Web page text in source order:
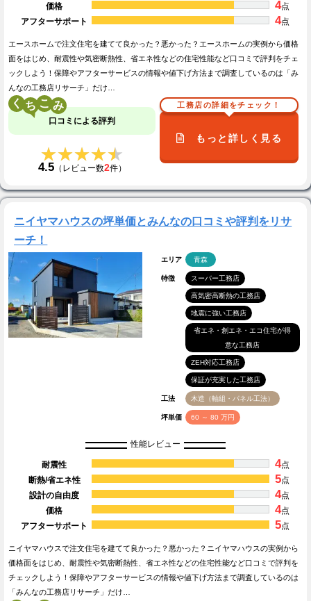
価格
4点
アフターサポート
4点
エースホームで注文住宅を建てて良かった？悪かった？エースホームの実例から価格
面をはじめ、耐震性や気密断熱性、省エネ性などの住宅性能など口コミで評判をチェ
ックしよう！保障やアフターサービスの情報や値下げ方法まで調査しているのは「み
んなの工務店リサーチ」だけ…
く こ
口コミによる評判
★★★★★
★★★★★
4.5（レビュー数2件）
工務店の詳細をチェック！
もっと詳しく見る
ニイヤマハウスの坪単価とみんなの口コミや評判をリサ
ーチ！
エリア 青森
特徴 スーパー工務店
高気密高断熱の工務店
地震に強い工務店
省エネ・創エネ・エコ住宅が得
意な工務店
ZEH対応工務店
保証が充実した工務店
工法 木造（軸組・パネル工法）
坪単価 60 ～ 80 万円
性能レビュー
耐震性 4点
断熱/省エネ性
5点
設計の自由度
4点
価格
4点
アフターサポート
5点
ニイヤマハウスで注文住宅を建てて良かった？悪かった？ニイヤマハウスの実例から
価格面をはじめ、耐震性や気密断熱性、省エネ性などの住宅性能など口コミで評判を
チェックしよう！保障やアフターサービスの情報や値下げ方法まで調査しているのは
「みんなの工務店リサーチ」だけ…